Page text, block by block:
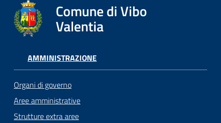
Comune di Vibo
Valentia
AMMINISTRAZIONE
Organi di governo
Aree amministrative
Strutture extra aree